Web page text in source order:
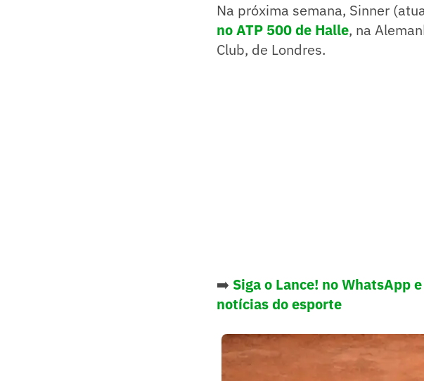
Na próxima semana, Sinner
no ATP 500 de Halle, na
Club, de Londres.
➡️ Siga o Lance! no WhatsApp
notícias do esporte